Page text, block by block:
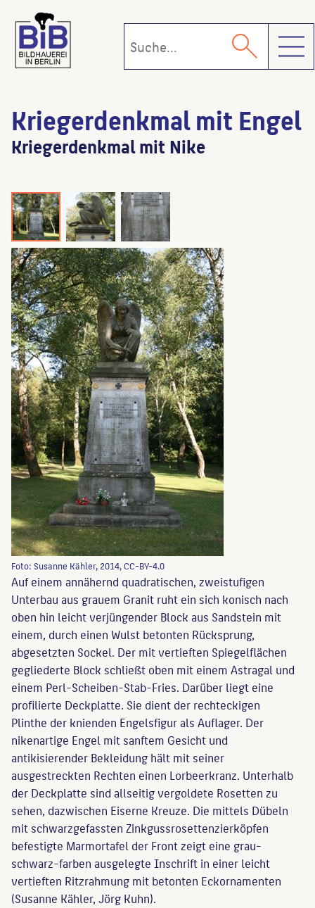
Kriegerdenkmal mit Engel
Kriegerdenkmal mit Nike
Foto: Susanne Kähler, 2014, CC-BY-4.0
Auf einem annähernd quadratischen, zweistufigen
Unterbau aus grauem Granit ruht ein sich konisch nach
oben hin leicht verjüngender Block aus Sandstein mit
einem, durch einen Wulst betonten Rücksprung,
abgesetzten Sockel. Der mit vertieften Spiegelflächen
gegliederte Block schließt oben mit einem Astragal und
einem Perl-Scheiben-Stab-Fries. Darüber liegt eine
profilierte Deckplatte. Sie dient der rechteckigen
Plinthe der knienden Engelsfigur als Auflager. Der
nikenartige Engel mit sanftem Gesicht und
antikisierender Bekleidung hält mit seiner
ausgestreckten Rechten einen Lorbeerkranz. Unterhalb
der Deckplatte sind allseitig vergoldete Rosetten zu
sehen, dazwischen Eiserne Kreuze. Die mittels Dübeln
mit schwarzgefassten Zinkgussrosettenzierköpfen
befestigte Marmortafel der Front zeigt eine grau-
schwarz-farben ausgelegte Inschrift in einer leicht
vertieften Ritzrahmung mit betonten Eckornamenten
(Susanne Kähler, Jörg Kuhn).